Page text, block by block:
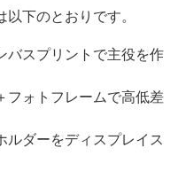
下のとおりです。
バスプリントで主役を作
フォトフレームで高低差
ルダーをディスプレイス